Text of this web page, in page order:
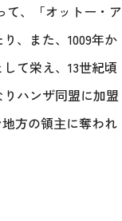
て、「オットー・ア
、また、1009年か
て栄え、13世紀頃
ハンザ同盟に加盟
方の領主に奪われ